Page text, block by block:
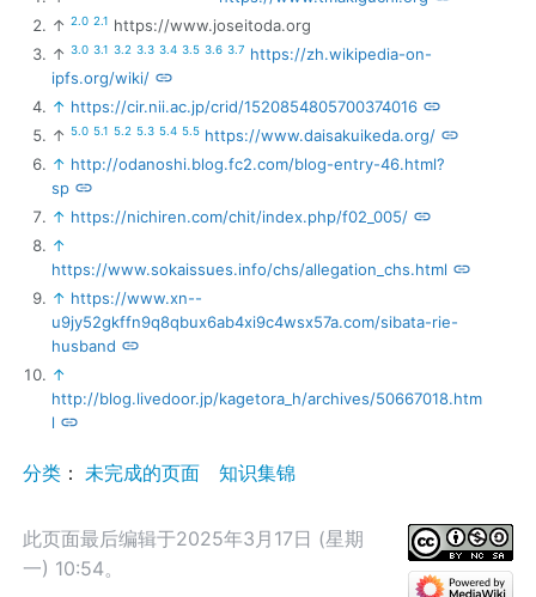
↑2.0 2.1 https://www.joseitoda.org
↑3.0 3.1 3.2 3.3 3.4 3.5 3.6 3.7 https://zh.wikipedia-on-
ipfs.org/wiki/
↑ https://cir.nii.ac.jp/crid/1520854805700374016
↑5.0 5.1 5.2 5.3 5.4 5.5 https://www.daisakuikeda.org/
↑ http://odanoshi.blog.fc2.com/blog-entry-46.html?
sp
↑ https://nichiren.com/chit/index.php/f02_005/
↑
https://www.sokaissues.info/chs/allegation_chs.html
↑ https://www.xn--
u9jy52gkffn9q8qbux6ab4xi9c4wsx57a.com/sibata-rie-
husband
↑
http://blog.livedoor.jp/kagetora_h/archives/50667018.htm
l
分类 ：​ 未完成的页面 知识集锦
此页面最后编辑于2025年3月17日 (星期
一) 10:54。